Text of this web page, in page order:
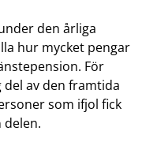
den årliga
hur mycket pengar
För
av den framtida
som ifjol fick
delen.